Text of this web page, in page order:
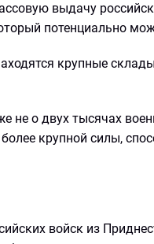
выдачу
потенциально
крупные
не о двух тысячах
крупной силы,
войск из